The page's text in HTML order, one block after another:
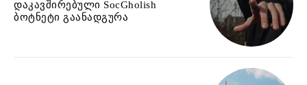
დაკავშირებული SocGholish
ბოტნეტი გაანადგურა